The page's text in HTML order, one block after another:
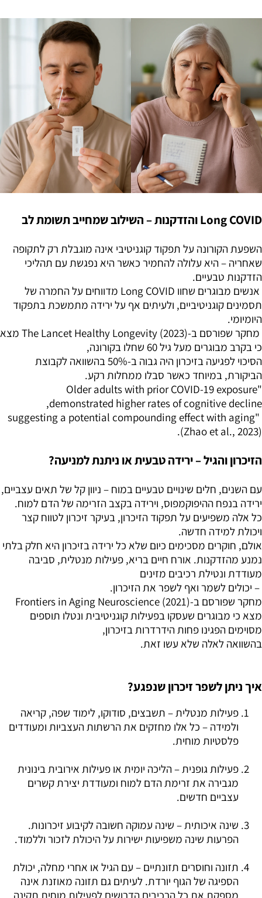
Long COVID והזדקנות – השילוב שמחייב תשומת לב
השפעת הקורונה על תפקוד קוגניטיבי אינה מוגבלת רק לתקופה
שאחריה – היא עלולה להחמיר כאשר היא נפגשת עם תהליכי
הזדקנות טבעיים.
אנשים מבוגרים שחוו Long COVID מדווחים על החמרה של
תסמינים קוגניטיביים, ולעיתים אף על ירידה מתמשכת בתפקוד
היומיומי.
מחקר שפורסם ב-The Lancet Healthy Longevity (2023) מצא
כי בקרב מבוגרים מעל גיל 60 שחלו בקורונה,
הסיכוי לפגיעה בזיכרון היה גבוה ב-50% בהשוואה לקבוצת
הביקורת, במיוחד כאשר סבלו ממחלות רקע.
"Older adults with prior COVID-19 exposure
demonstrated higher rates of cognitive decline,
suggesting a potential compounding effect with aging"
(Zhao et al., 2023).
הזיכרון והגיל – ירידה טבעית או ניתנת למניעה?
עם השנים, חלים שינויים טבעיים במוח – ניוון קל של תאים עצביים,
ירידה בנפח ההיפוקמפוס, וירידה בקצב הזרימה של הדם למוח.
כל אלה משפיעים על תפקוד הזיכרון, בעיקר זיכרון לטווח קצר
ויכולת למידה חדשה.
אולם, חוקרים מסכימים כיום שלא כל ירידה בזיכרון היא חלק בלתי
נמנע מהזדקנות. אורח חיים בריא, פעילות מנטלית, סביבה
מעודדת ונטילת רכיבים מזינים
– יכולים לשמר ואף לשפר את הזיכרון.
מחקר שפורסם ב-Frontiers in Aging Neuroscience (2021)
מצא כי מבוגרים שעסקו בפעילות קוגניטיבית ונטלו תוספים
מסוימים הפגינו פחות הידרדרות בזיכרון,
בהשוואה לאלה שלא עשו זאת.
איך ניתן לשפר זיכרון שנפגע?
פעילות מנטלית – תשבצים, סודוקו, לימוד שפה, קריאה
ולמידה – כל אלו מחזקים את הרשתות העצביות ומעודדים
פלסטיות מוחית.
פעילות גופנית – הליכה יומית או פעילות אירובית בינונית
מגבירה את זרימת הדם למוח ומעודדת יצירת קשרים
עצביים חדשים.
שינה איכותית – שינה עמוקה חשובה לקיבוע זיכרונות.
הפרעות שינה משפיעות ישירות על היכולת לזכור וללמוד.
תזונה וחוסרים תזונתיים – עם הגיל או אחרי מחלה, יכולת
הספיגה של הגוף יורדת. לעיתים גם תזונה מאוזנת אינה
מספקת את כל הרכיבים הדרושים לפעילות מוחית תקינה.